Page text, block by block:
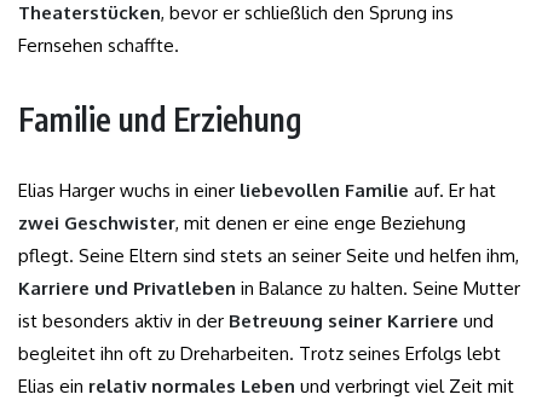
Theaterstücken, bevor er schließlich den Sprung ins
Fernsehen schaffte.
Familie und Erziehung
Elias Harger wuchs in einer liebevollen Familie auf. Er hat
zwei Geschwister, mit denen er eine enge Beziehung
pflegt. Seine Eltern sind stets an seiner Seite und helfen ihm,
Karriere und Privatleben in Balance zu halten. Seine Mutter
ist besonders aktiv in der Betreuung seiner Karriere und
begleitet ihn oft zu Dreharbeiten. Trotz seines Erfolgs lebt
Elias ein relativ normales Leben und verbringt viel Zeit mit